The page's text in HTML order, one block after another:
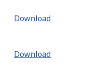
Download
Download